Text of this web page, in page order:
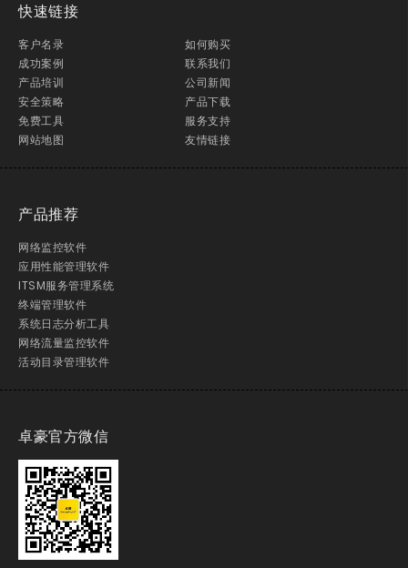
快速链接
客户名录
成功案例
产品培训
安全策略
免费工具
网站地图
如何购买
联系我们
公司新闻
产品下载
服务支持
友情链接
产品推荐
网络监控软件
应用性能管理软件
ITSM服务管理系统
终端管理软件
系统日志分析工具
网络流量监控软件
活动目录管理软件
卓豪官方微信